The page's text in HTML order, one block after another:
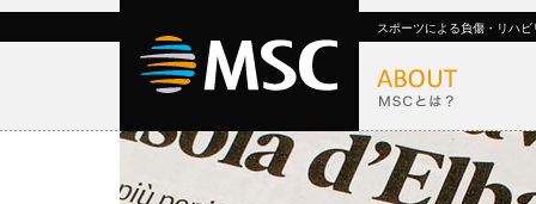
スポーツによる負傷・リハ